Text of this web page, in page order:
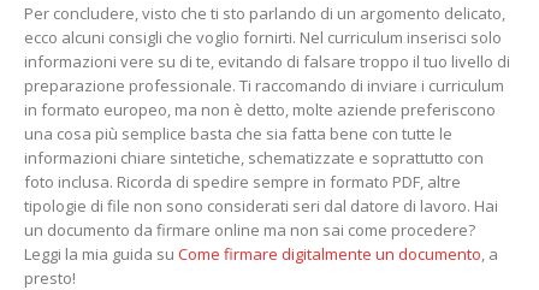
Per concludere, visto che ti sto parlando di un argomento delicato,
ecco alcuni consigli che voglio fornirti. Nel curriculum inserisci solo
informazioni vere su di te, evitando di falsare troppo il tuo livello di
preparazione professionale. Ti raccomando di inviare i curriculum
in formato europeo, ma non è detto, molte aziende preferiscono
una cosa più semplice basta che sia fatta bene con tutte le
informazioni chiare sintetiche, schematizzate e soprattutto con
foto inclusa. Ricorda di spedire sempre in formato PDF, altre
tipologie di file non sono considerati seri dal datore di lavoro. Hai
un documento da firmare online ma non sai come procedere?
Leggi la mia guida su Come firmare digitalmente un documento, a
presto!